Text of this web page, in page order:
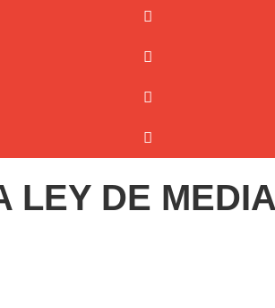
DE